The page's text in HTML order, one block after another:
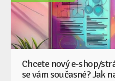
Chcete nový e-shop/
se vám současné? Jak